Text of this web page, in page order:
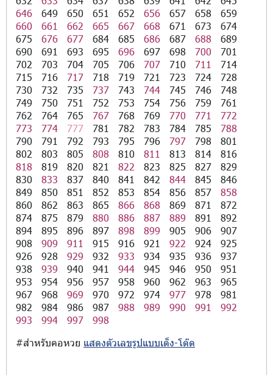
646
649 650 651 652 656 657 658
659
660
661 662 665 667 668 671 673
674
675
676 677 684 685 686 687 688
689
690
691 693 695 696 697 698 700
701
702
703 704 705 706 707 710 711
714
715
716 717 718 719 721 723 724
728
730
732 735 737 743 744 745 746
748
749
750 751 752 753 754 756 759
761
762
764 765 767 768 769 770 771
772
773
774 777 781 782 783 784 785
788
790
791 792 793 795 796 797 798
801
802
803 805 808 810 811 813 814
816
818
819 820 821 822 823 825 827
829
830
833 837 840 841 842 844 845
846
849
850 851 852 853 854 856 857
858
860
862 863 865 866 868 869 871
872
874
875 879 880 886 887 889 891
892
894
895 896 897 898 899 905 906
907
908
909 911 915 916 921 922 924
925
926
928 929 932 933 934 935 936
937
938
939 940 941 944 945 946 950
951
953
954 956 957 958 960 962 963
965
967
968 969 970 972 974 977 978
981
982
984 986 987 988 989 990 991
992
993
994 997
998
#สำหรับคอหวย แสดงตัวเลขรูปแบบเต็ง-โต๊ด